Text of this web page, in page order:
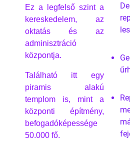
Ez a legfelső szint a
kereskedelem, az
oktatás és az
adminisztráció
központja.
Található itt egy
piramis alakú
templom is, mint a
központi építmény,
befogadóképessége
50.000 fő.